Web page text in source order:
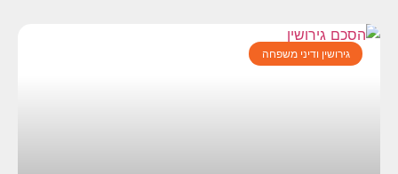
גירושין ודיני משפחה